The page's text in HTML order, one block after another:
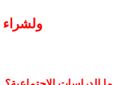
ولشراء